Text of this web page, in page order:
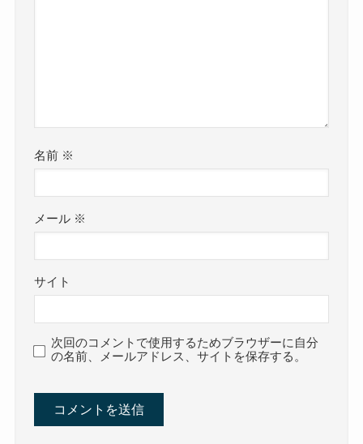
名前 ※
メール ※
サイト
次回のコメントで使用するためブラウザーに自分
の名前、メールアドレス、サイトを保存する。